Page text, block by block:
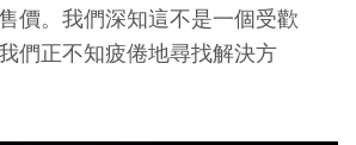
價。我們深知這不是一個受歡
們正不知疲倦地尋找解決方